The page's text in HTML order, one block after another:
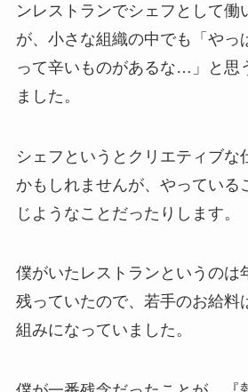
ンレストランでシェフとして働
が、小さな組織の中でも「やっ
って辛いものがあるな…」と思
ました。
シェフというとクリエティブな
かもしれませんが、やっている
じようなことだったりします。
僕がいたレストランというのは
残っていたので、若手のお給料
組みになっていました。